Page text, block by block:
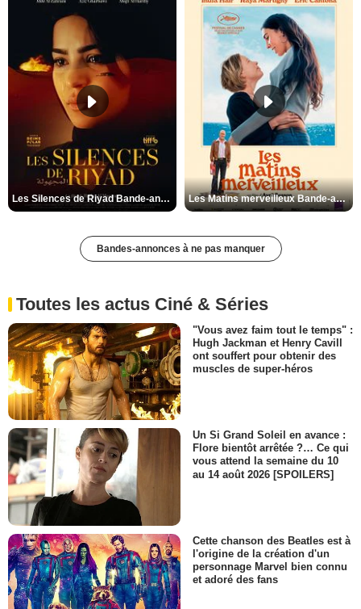
Les Silences de Riyad Bande-annonce VO STFR Les Matins merveilleux Bande-annonce VF
Bandes-annonces à ne pas manquer
Toutes les actus Ciné & Séries
"Vous avez faim tout le temps" :
Hugh Jackman et Henry Cavill
ont souffert pour obtenir des
muscles de super-héros
Un Si Grand Soleil en avance :
Flore bientôt arrêtée ?… Ce qui
vous attend la semaine du 10
au 14 août 2026 [SPOILERS]
Cette chanson des Beatles est à
l'origine de la création d'un
personnage Marvel bien connu
et adoré des fans